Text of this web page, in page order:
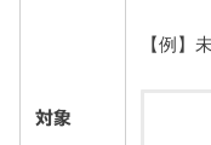
対象
【例】